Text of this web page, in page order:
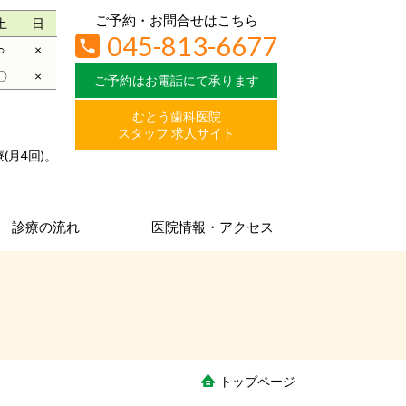
日
×
×
(月4回)。
ご予約・お問合せはこちら
045-813-6677
ご予約はお電話にて承ります
むとう歯科医院
スタッフ 求人サイト
診療の流れ 医院情報・アクセス
トップページ